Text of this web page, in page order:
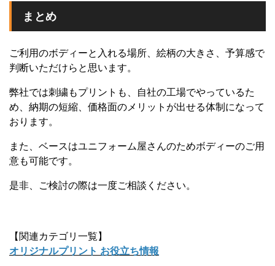
まとめ
ご利用のボディーと入れる場所、絵柄の大きさ、予算感で
判断いただけらと思います。
弊社では刺繍もプリントも、自社の工場でやっているた
め、納期の短縮、価格面のメリットが出せる体制になって
おります。
また、ベースはユニフォーム屋さんのためボディーのご用
意も可能です。
是非、ご検討の際は一度ご相談ください。
【関連カテゴリ一覧】
オリジナルプリント お役立ち情報